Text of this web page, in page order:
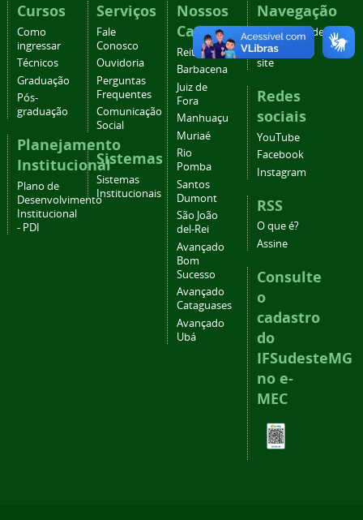
Cursos
Como
ingressar
Técnicos
Graduação
Pós-
graduação
Planejamento
Institucional
Plano de
Desenvolvimento
Institucional
- PDI
Serviços
Fale
Conosco
Ouvidoria
Perguntas
Frequentes
Comunicação
Social
Sistemas
Sistemas
Institucionais
Nossos
Campi
Reitoria
Barbacena
Juiz de
Fora
Manhuaçu
Muriaé
Rio
Pomba
Santos
Dumont
São João
del-Rei
Avançado
Bom
Sucesso
Avançado
Cataguases
Avançado
Ubá
Navegação
Acessibilidade
Mapa do
site
Redes
sociais
YouTube
Facebook
Instagram
RSS
O que é?
Assine
Consulte
o
cadastro
do
IFSudesteMG
no e-
MEC